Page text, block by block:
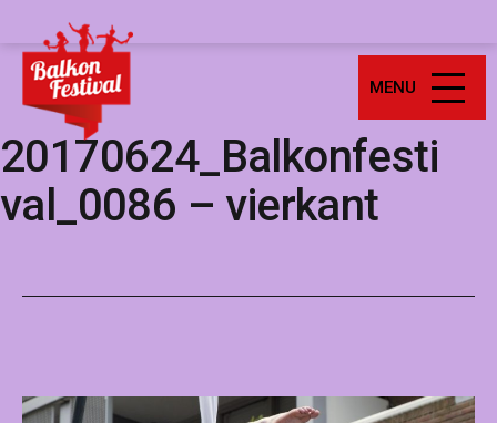
naar
inhoud
Balkonfestival
MENU
20170624_Balkonfesti
val_0086 – vierkant